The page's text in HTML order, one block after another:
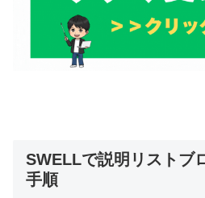
SWELLで説明リストブ
手順